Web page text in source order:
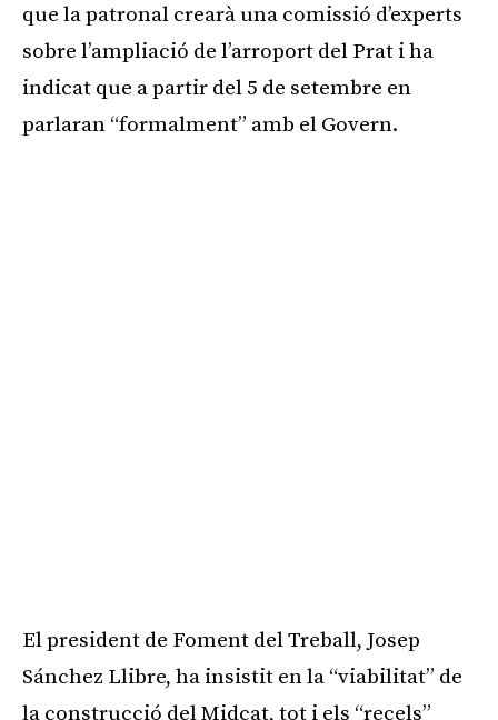
que la patronal crearà una comissió d’experts
sobre l’ampliació de l’arroport del Prat i ha
indicat que a partir del 5 de setembre en
parlaran “formalment” amb el Govern.
El president de Foment del Treball, Josep
Sánchez Llibre, ha insistit en la “viabilitat” de
la construcció del Midcat, tot i els “recels”